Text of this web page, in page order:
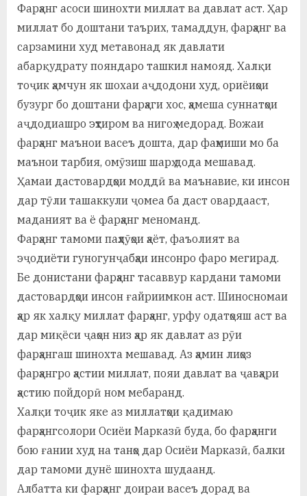
м
Н
о
с
и
р
и
с
р
а
Фарҳанг асоси шинохти миллат ва давлат аст. Ҳар
миллат бо доштани таърих, тамаддун, фарҳанг ва
сарзамини худ метавонад як давлати
абарқудрату пояндаро ташкил намояд. Халқи
тоҷик ҳамчун як шохаи аҷдодони худ, ориёиҳои
бузург бо доштани фарҳаги хос, ҳамеша суннатҳои
аҷдодиашро эҳтиром ва нигоҳ медорад. Вожаи
фарҳанг маънои васеъ дошта, дар фаҳмиши мо ба
маънои тарбия, омӯзиш шарҳ дода мешавад.
Ҳамаи дастовардҳои моддӣ ва маънавие, ки инсон
дар тӯли ташаккули ҷомеа ба даст овардааст,
маданият ва ё фарҳанг меноманд.
Фарҳанг тамоми паҳлӯҳои ҳаёт, фаъолият ва
эҷодиёти гуногунҷабҳаи инсонро фаро мегирад.
Бе донистани фарҳанг тасаввур кардани тамоми
дастовардҳои инсон ғайриимкон аст. Шиносномаи
ҳар як халқу миллат фарҳанг, урфу одатҳояш аст ва
дар миқёси ҷаҳон низ ҳар як давлат аз рӯи
фарҳангаш шинохта мешавад. Аз ҳамин лиҳоз
фарҳангро ҳастии миллат, пояи давлат ва ҷавҳари
ҳастию пойдорӣ ном мебаранд.
Халқи тоҷик яке аз миллатҳои қадимаю
фарҳангсолори Осиёи Марказӣ буда, бо фарҳанги
бою ғании худ на танҳо дар Осиёи Марказӣ, балки
дар тамоми дунё шинохта шудаанд.
Албатта ки фарҳанг доираи васеъ дорад ва